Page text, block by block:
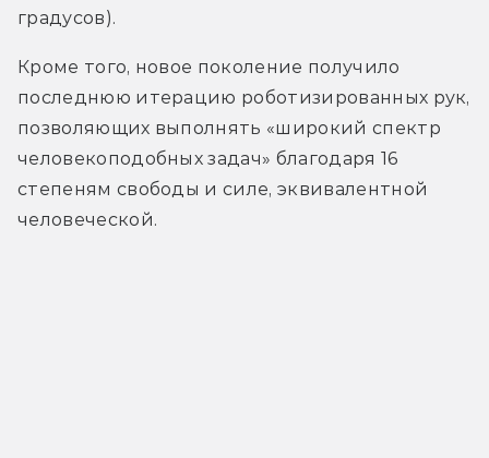
градусов).
Кроме того, новое поколение получило
последнюю итерацию роботизированных рук,
позволяющих выполнять «широкий спектр
человекоподобных задач» благодаря 16
степеням свободы и силе, эквивалентной
человеческой.